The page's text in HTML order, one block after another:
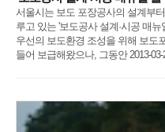
서울시는 보도 포장공사의 설계부
루고 있는 '보도공사 설계·시공 매
우선의 보도환경 조성을 위해 보도
들어 보급해왔으나, 그동안 2013-03-